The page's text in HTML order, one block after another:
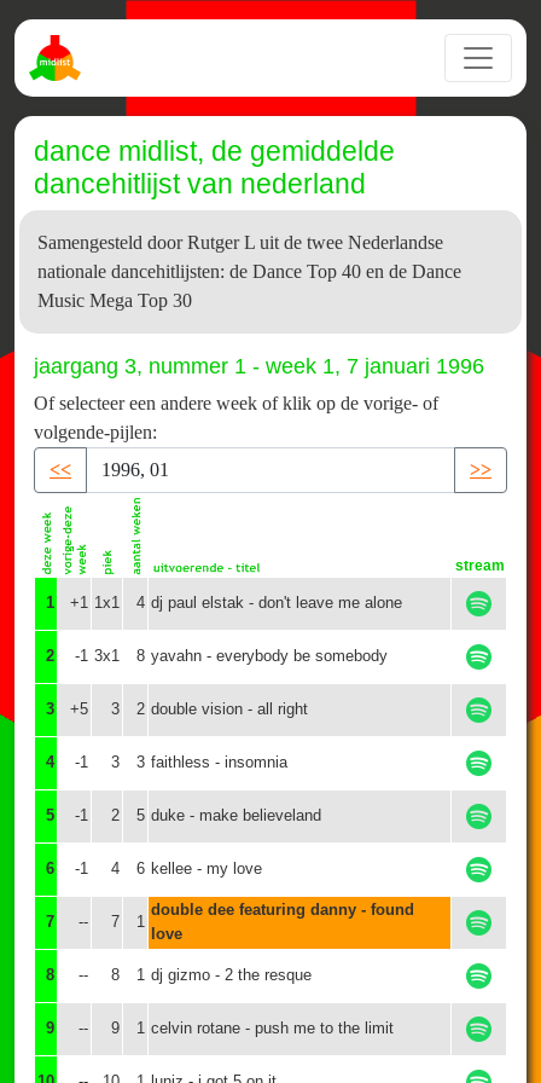
dance midlist, de gemiddelde
dancehitlijst van nederland
Samengesteld door Rutger L uit de twee Nederlandse
nationale dancehitlijsten: de Dance Top 40 en de Dance
Music Mega Top 30
jaargang 3, nummer 1 - week 1, 7 januari 1996
Of selecteer een andere week of klik op de vorige- of
volgende-pijlen:
<<
>>
stream
1 +1 1x1 4 dj paul elstak - don't leave me alone
2 -1 3x1 8 yavahn - everybody be somebody
3 +5 3 2 double vision - all right
4 -1 3 3 faithless - insomnia
5 -1 2 5 duke - make believeland
6 -1 4 6 kellee - my love
7 -- 7 1
double dee featuring danny - found
love
8 -- 8 1 dj gizmo - 2 the resque
9 -- 9 1 celvin rotane - push me to the limit